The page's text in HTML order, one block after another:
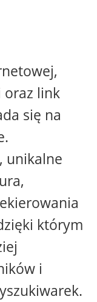
oraz link
się na
unikalne
którym
i